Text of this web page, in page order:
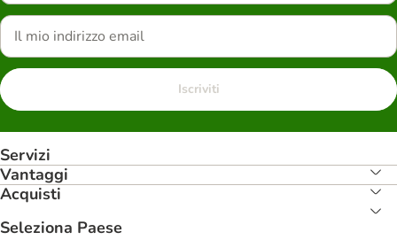
Iscriviti
Servizi
Vantaggi
Acquisti
Seleziona Paese